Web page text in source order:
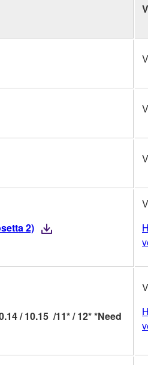
2)
/ 10.15 /11* / 12* *Need